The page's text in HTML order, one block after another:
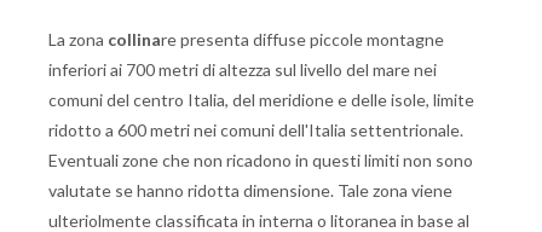
La zona collinare presenta diffuse piccole montagne
inferiori ai 700 metri di altezza sul livello del mare nei
comuni del centro Italia, del meridione e delle isole, limite
ridotto a 600 metri nei comuni dell'Italia settentrionale.
Eventuali zone che non ricadono in questi limiti non sono
valutate se hanno ridotta dimensione. Tale zona viene
ulteriolmente classificata in interna o litoranea in base al